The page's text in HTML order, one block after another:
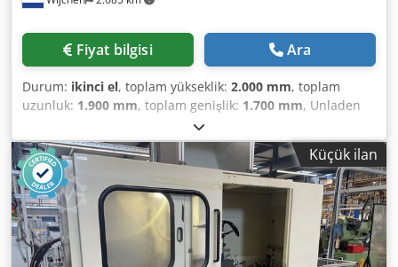
Fiyat bilgisi Ara
Durum: ikinci el, toplam yükseklik: 2.000 mm, toplam
uzunluk: 1.900 mm, toplam genişlik: 1.700 mm, Unladen
weight: 1,500 kg Price: On request - Documentation
available: No - CE certificate present: No - Serial number:
12389 - Control type: Conventional - X-axis travel [mm]: 670
- Y-axis travel [mm]: 250 - Z-axis travel [mm]: 400 - Table
width [mm]: 800 - Table depth [mm]: 200 - Magnet width
[mm]: 630 - Magnet depth [mm]: 200 - Max. grinding wheel
diameter [mm]: 240 - Transport dimensions: 1900mm x
1700mm x 2000mm (L x W x H) - Transport weight [kg]:
Küçük ilan